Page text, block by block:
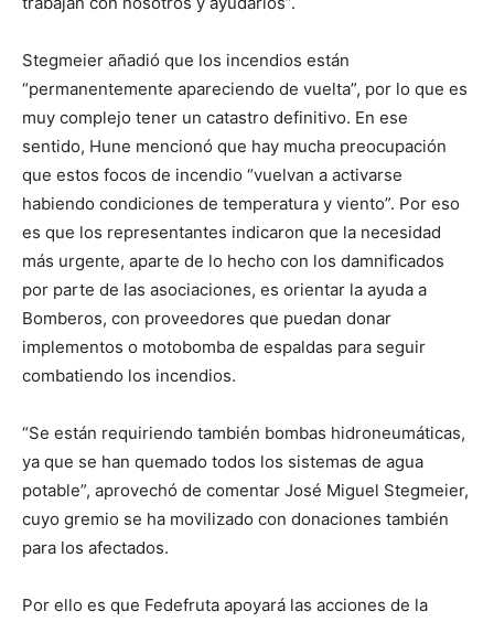
Stegmeier añadió que los incendios están
“permanentemente apareciendo de vuelta”, por lo que es
muy complejo tener un catastro definitivo. En ese
sentido, Hune mencionó que hay mucha preocupación
que estos focos de incendio “vuelvan a activarse
habiendo condiciones de temperatura y viento”. Por eso
es que los representantes indicaron que la necesidad
más urgente, aparte de lo hecho con los damnificados
por parte de las asociaciones, es orientar la ayuda a
Bomberos, con proveedores que puedan donar
implementos o motobomba de espaldas para seguir
combatiendo los incendios.
“Se están requiriendo también bombas hidroneumáticas,
ya que se han quemado todos los sistemas de agua
potable”, aprovechó de comentar José Miguel Stegmeier,
cuyo gremio se ha movilizado con donaciones también
para los afectados.
Por ello es que Fedefruta apoyará las acciones de la